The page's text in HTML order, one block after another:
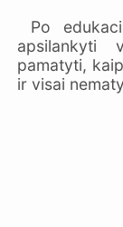
Po
apsilankyti
pamatyti,
ir visai